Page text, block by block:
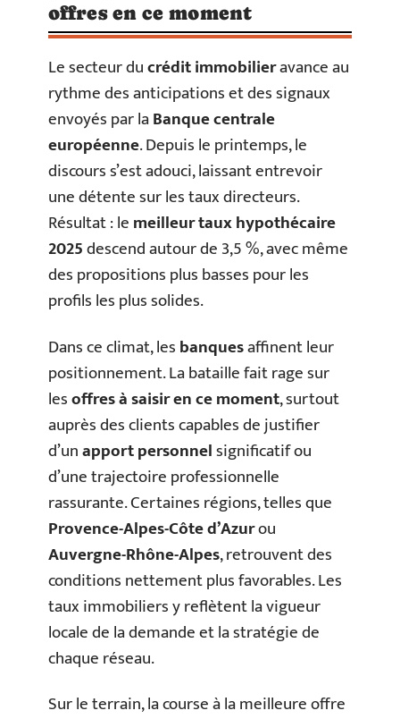
offres en ce moment
Le secteur ducrédit immobilieravance au
rythme des anticipations et des signaux
envoyés par laBanque centrale
européenne. Depuis le printemps, le
discours s’est adouci, laissant entrevoir
une détente sur les taux directeurs.
Résultat : lemeilleur taux hypothécaire
2025descend autour de 3,5 %, avec même
des propositions plus basses pour les
profils les plus solides.
Dans ce climat, lesbanquesaffinent leur
positionnement. La bataille fait rage sur
lesoffres à saisir en ce moment, surtout
auprès des clients capables de justifier
d’unapport personnelsignificatif ou
d’une trajectoire professionnelle
rassurante. Certaines régions, telles que
Provence-Alpes-Côte d’Azurou
Auvergne-Rhône-Alpes, retrouvent des
conditions nettement plus favorables. Les
taux immobiliers y reflètent la vigueur
locale de la demande et la stratégie de
chaque réseau.
Sur le terrain, la course à la meilleure offre